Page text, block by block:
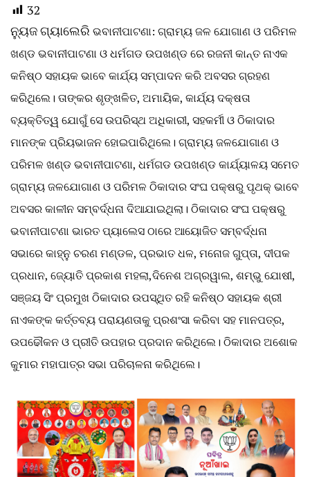
32
ନ୍ୟୁଜ ଗ୍ୟାଲେରି ଭବାନୀପାଟଣା: ଗ୍ରାମ୍ୟ ଜଳ ଯୋଗାଣ ଓ ପରିମଳ
ଖଣ୍ଡ ଭବାନୀପାଟଣା ଓ ଧର୍ମଗଡ ଉପଖଣ୍ଡ ରେ ରଜନୀ କାନ୍ତ ନାଏକ
କନିଷ୍ଠ ସହାୟକ ଭାବେ କାର୍ଯ୍ୟ ସମ୍ପାଦନ କରି ଅବସର ଗ୍ରହଣ
କରିଥିଲେ। ତାଙ୍କର ଶୃଙ୍ଖଳିତ, ଅମାୟିକ, କାର୍ଯ୍ୟ ଦକ୍ଷତା
ବ୍ୟକ୍ତିତ୍ୱ ଯୋଗୁଁ ସେ ଉପରିସ୍ଥ ଅଧିକାରୀ, ସହକର୍ମୀ ଓ ଠିକାଦାର
ମାନଙ୍କ ପ୍ରିୟଭାଜନ ହୋଇପାରିଥିଲେ। ଗ୍ରାମ୍ୟ ଜଳଯୋଗାଣ ଓ
ପରିମଳ ଖଣ୍ଡ ଭବାନୀପାଟଣା, ଧର୍ମଗଡ ଉପଖଣ୍ଡ କାର୍ଯ୍ୟାଳୟ ସମେତ
ଗ୍ରାମ୍ୟ ଜଳଯୋଗାଣ ଓ ପରିମଳ ଠିକାଦାର ସଂଘ ପକ୍ଷରୁ ପୃଥକ୍ ଭାବେ
ଅବସର କାଳୀନ ସମ୍ବର୍ଦ୍ଧନା ଦିଆଯାଇଥିଲା। ଠିକାଦାର ସଂଘ ପକ୍ଷରୁ
ଭବାନୀପାଟଣା ଭାରତ ପ୍ୟାଲେସ ଠାରେ ଆୟୋଜିତ ସମ୍ବର୍ଦ୍ଧନା
ସଭାରେ କାହ୍ନୁ ଚରଣ ମଣ୍ଡଳ, ପ୍ରଭାତ ଧଳ, ମନୋଜ ଗୁପ୍ତା, ଦୀପକ
ପ୍ରଧାନ, ଜ୍ୟୋତି ପ୍ରକାଶ ମହଲା,ଦିନେଶ ଅଗ୍ରୱାଲ, ଶମ୍ଭୁ ଯୋଷୀ,
ସଞ୍ଜୟ ସିଂ ପ୍ରମୁଖ ଠିକାଦାର ଉପସ୍ଥିତ ରହି କନିଷ୍ଠ ସହାୟକ ଶ୍ରୀ
ନାଏକଙ୍କ କର୍ତ୍ତବ୍ୟ ପରାୟଣତାକୁ ପ୍ରଶଂସା କରିବା ସହ ମାନପତ୍ର,
ଉପଢୌକନ ଓ ପ୍ରୀତି ଉପହାର ପ୍ରଦାନ କରିଥିଲେ। ଠିକାଦାର ଅଶୋକ
କୁମାର ମହାପାତ୍ର ସଭା ପରିଚାଳନା କରିଥିଲେ।